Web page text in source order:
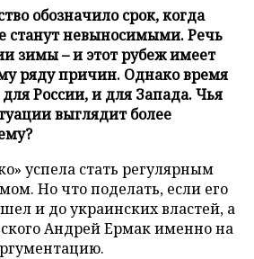
обозначило срок, когда
станут невыносимыми. Речь
зимы – и этот рубеж имеет
ряду причин. Однако время
России, и для Запада. Чья
выглядит более
успела стать регулярным
Но что поделать, если его
и до украинских властей, а
Андрей Ермак именно на